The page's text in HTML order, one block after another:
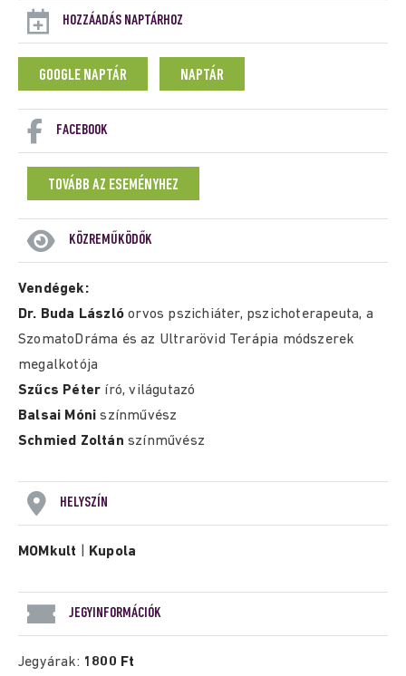
HOZZÁADÁS NAPTÁRHOZ
GOOGLE NAPTÁR NAPTÁR
FACEBOOK
TOVÁBB AZ ESEMÉNYHEZ
KÖZREMŰKÖDŐK
Vendégek:
Dr. Buda László orvos pszichiáter, pszichoterapeuta, a
SzomatoDráma és az Ultrarövid Terápia módszerek
megalkotója
Szűcs Péter író, világutazó
Balsai Móni színművész
Schmied Zoltán színművész
HELYSZÍN
MOMkult Kupola
JEGYINFORMÁCIÓK
Jegyárak: 1800 Ft